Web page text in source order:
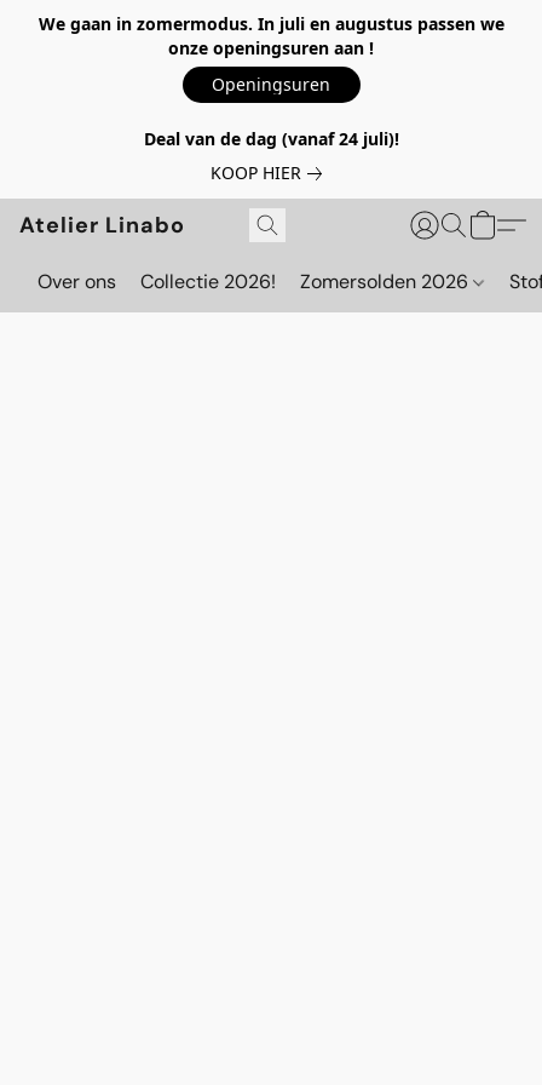
We gaan in zomermodus. In juli en augustus passen we
onze openingsuren aan !
Openingsuren
Deal van de dag (vanaf 24 juli)!
KOOP HIER
Atelier Linabo
Over ons Collectie 2026! Zomersolden 2026